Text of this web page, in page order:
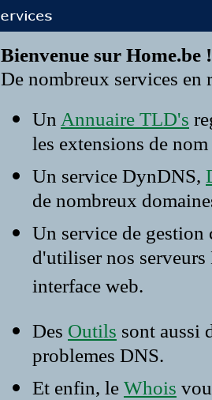
Bienvenue sur Home.be !
De nombreux services
Un Annuaire TLD's
les extensions de
Un service DynDNS,
de nombreux
Un service de
d'utiliser nos
interface web.
Des Outils sont aussi
problemes DNS.
Et enfin, le Whois